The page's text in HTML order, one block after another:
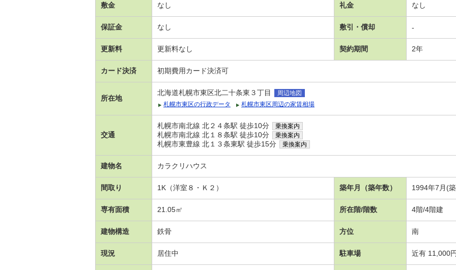
敷金 なし 礼金 なし
保証金 なし 敷引・償却 -
更新料 更新料なし 契約期間 2年
カード決済 初期費用カード決済可
所在地
北海道札幌市東区北二十条東３丁目
周辺地図
札幌市東区の行政データ
札幌市東区周辺の家賃相場
交通
札幌市南北線 北２４条駅 徒歩10分 乗換案内
札幌市南北線 北１８条駅 徒歩10分 乗換案内
札幌市東豊線 北１３条東駅 徒歩15分 乗換案内
建物名 カラクリハウス
間取り 1K（洋室８・Ｋ２） 築年月（築年数） 1994年7月(
専有面積 21.05㎡ 所在階/階数 4階/4階建
建物構造 鉄骨 方位 南
現況 居住中 駐車場 近有 11,000円